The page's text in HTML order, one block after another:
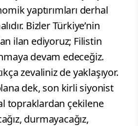
yaptırımları derhal
Bizler Türkiye’nin
ilan ediyoruz; Filistin
devam edeceğiz.
zevaliniz de yaklaşıyor.
dek, son kirli siyonist
topraklardan çekilene
durmayacağız,